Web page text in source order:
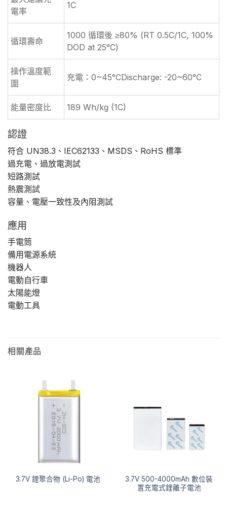
電率
1C
循環壽命
1000 循環後 ≥80% (RT 0.5C/1C, 100%
DOD at 25°C)
操作溫度範
圍
充電：0~45°CDischarge: -20~60°C
能量密度比 189 Wh/kg (1C)
認證
符合 UN38.3、IEC62133、MSDS、RoHS 標準
過充電、過放電測試
短路測試
熱震測試
容量、電壓一致性及內阻測試
應用
手電筒
備用電源系統
機器人
電動自行車
太陽能燈
電動工具
相關產品
3.7V 鋰聚合物 (Li-Po) 電池
3.7V 500-4000mAh 數位裝
置充電式鋰離子電池